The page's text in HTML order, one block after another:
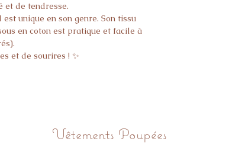
et de tendresse.
est unique en son genre. Son tissu
en coton est pratique et facile à
et de sourires ! ✨
Vêtements Poupées